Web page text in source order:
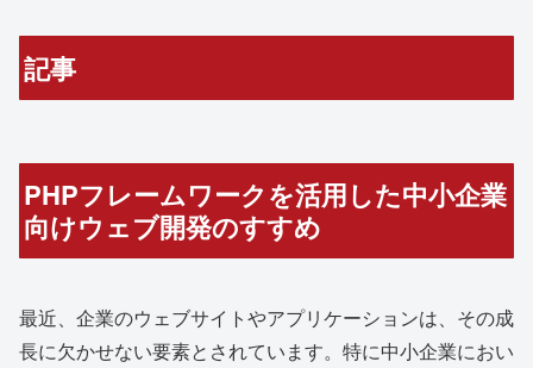
記事
PHPフレームワークを活用した中小企業
向けウェブ開発のすすめ
最近、企業のウェブサイトやアプリケーションは、その成
長に欠かせない要素とされています。特に中小企業におい